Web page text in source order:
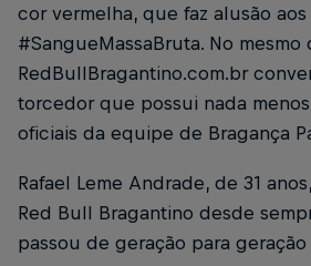
cor vermelha, que faz alusão
#SangueMassaBruta. No mesmo
RedBullBragantino.com.br
torcedor que possui nada menos
oficiais da equipe de Bragança
Rafael Leme Andrade, de 31
Red Bull Bragantino desde
passou de geração para